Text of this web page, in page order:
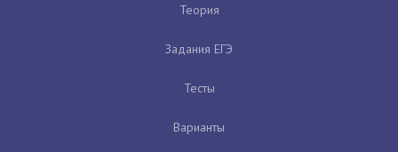
Теория
Задания ЕГЭ
Тесты
Варианты